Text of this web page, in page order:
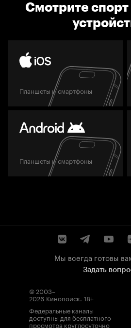
Смотрите
Планшеты и смартфоны
Планшеты и смартфоны
Мы всегда готовы
Задать
© 2003–
2026 Кинопоиск. 18+
Федеральные каналы
доступны для бесплатного
просмотра круглосуточно